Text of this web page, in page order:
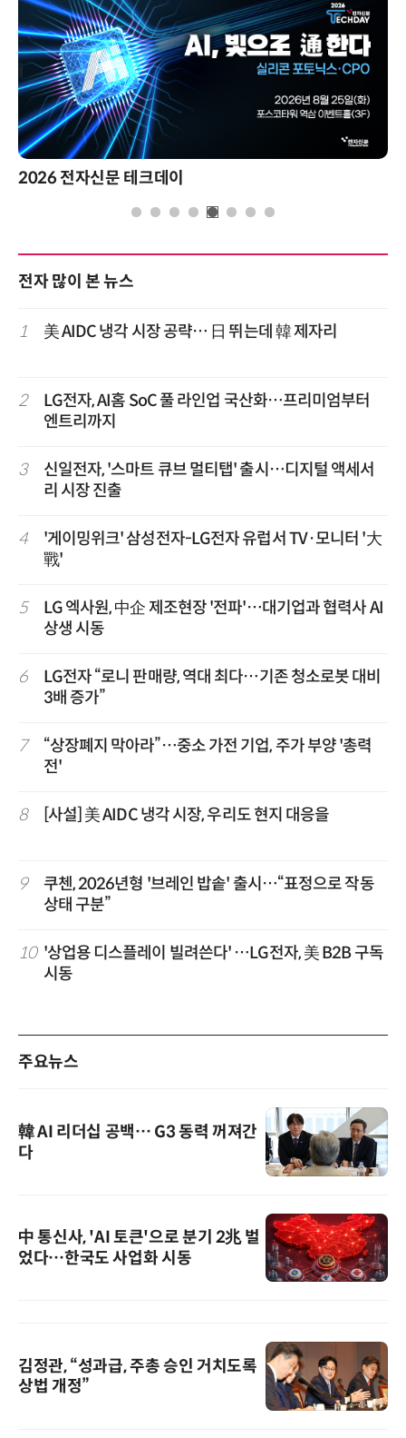
2026 전자신문 테크데이
전자 많이 본 뉴스
1 美 AIDC 냉각 시장 공략… 日 뛰는데 韓 제자리
2
LG전자, AI홈 SoC 풀 라인업 국산화…프리미엄부터
엔트리까지
3
신일전자, '스마트 큐브 멀티탭' 출시…디지털 액세서
리 시장 진출
4
'게이밍위크' 삼성전자-LG전자 유럽서 TV·모니터 '大
戰'
5
LG 엑사원, 中企 제조현장 '전파'…대기업과 협력사 AI
상생 시동
6
LG전자 “로니 판매량, 역대 최다…기존 청소로봇 대비
3배 증가”
7
“상장폐지 막아라”…중소 가전 기업, 주가 부양 '총력
전'
8 [사설] 美 AIDC 냉각 시장, 우리도 현지 대응을
9
쿠첸, 2026년형 '브레인 밥솥' 출시…“표정으로 작동
상태 구분”
10 '상업용 디스플레이 빌려쓴다' …LG전자, 美 B2B 구독
시동
주요뉴스
韓 AI 리더십 공백… G3 동력 꺼져간
다
中 통신사, 'AI 토큰'으로 분기 2兆 벌
었다…한국도 사업화 시동
김정관, “성과급, 주총 승인 거치도록
상법 개정”